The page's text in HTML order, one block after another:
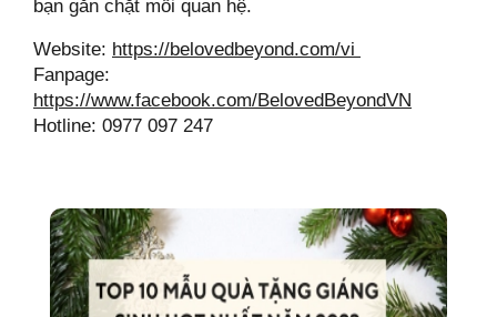
bạn gắn chặt mối quan hệ.
Website: https://belovedbeyond.com/vi
Fanpage:
https://www.facebook.com/BelovedBeyondVN
Hotline: 0977 097 247